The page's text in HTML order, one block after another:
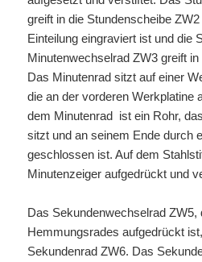
greift in die Stundenscheibe ZW2
Einteilung eingraviert ist und die
Minutenwechselrad ZW3 greift
Das Minutenrad sitzt auf einer
die an der vorderen Werkplatine
dem Minutenrad ist ein Rohr,
sitzt und an seinem Ende durch
geschlossen ist. Auf dem
Minutenzeiger aufgedrückt und
Das Sekundenwechselrad ZW5,
Hemmungsrades aufgedrückt
Sekundenrad ZW6. Das